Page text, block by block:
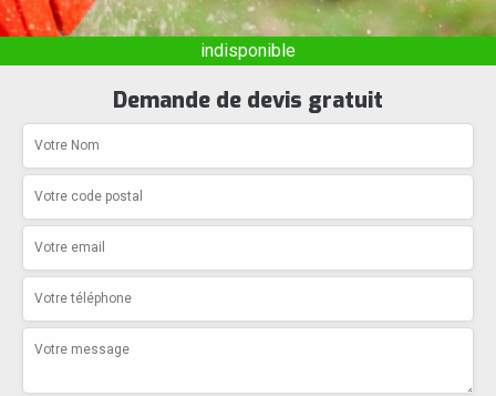
indisponible
Demande de devis gratuit